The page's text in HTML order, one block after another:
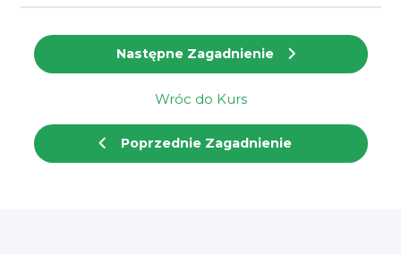
Poprzednie Zagadnienie
Wróc do Kurs
Następne Zagadnienie